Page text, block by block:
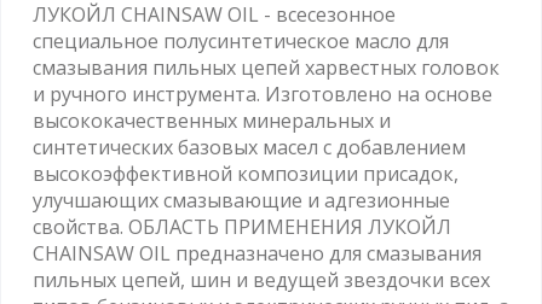
ЛУКОЙЛ CHAINSAW OIL - всесезонное
специальное полусинтетическое масло для
смазывания пильных цепей харвестных головок
и ручного инструмента. Изготовлено на основе
высококачественных минеральных и
синтетических базовых масел с добавлением
высокоэффективной композиции присадок,
улучшающих смазывающие и адгезионные
свойства. ОБЛАСТЬ ПРИМЕНЕНИЯ ЛУКОЙЛ
CHAINSAW OIL предназначено для смазывания
пильных цепей, шин и ведущей звездочки всех